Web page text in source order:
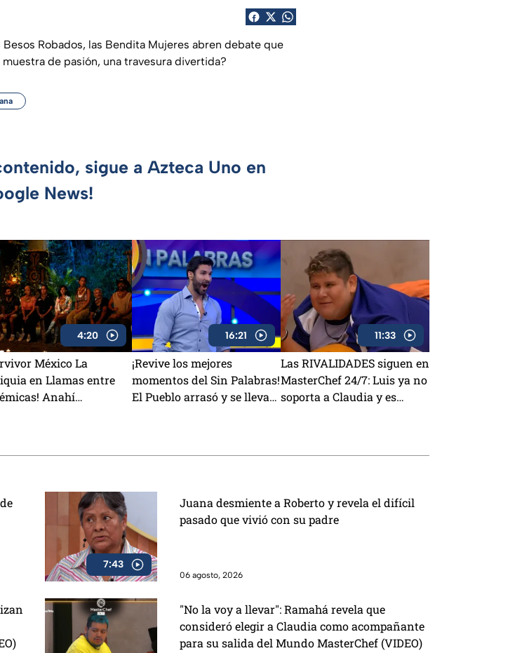
Robados, las Bendita Mujeres abren debate que
de pasión, una travesura divertida?
sigue a Azteca Uno en
News!
4:20
México La
en Llamas entre
Anahí
16:21
¡Revive los mejores
momentos del Sin Palabras!
El Pueblo arrasó y se lleva
11:33
Las RIVALIDADES siguen en
MasterChef 24/7: Luis ya no
soporta a Claudia y es
7:43
Juana desmiente a Roberto y revela el difícil
pasado que vivió con su padre
06 agosto, 2026
"No la voy a llevar": Ramahá revela que
consideró elegir a Claudia como acompañante
para su salida del Mundo MasterChef (VIDEO)